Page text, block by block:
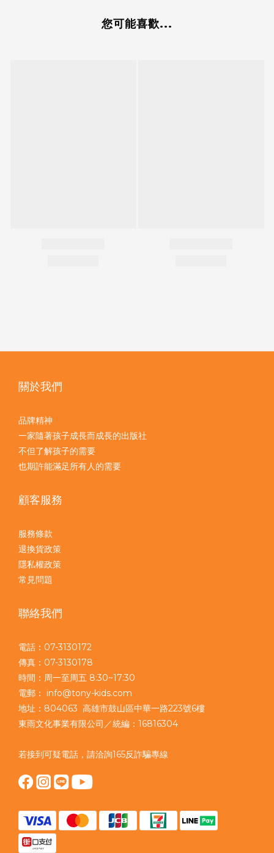
您可能喜歡...
關於我們
品牌精神
一家隨著孩子成長而成長的出版社
不但了解孩子的需要
也期許能滿足所有人的需要
顧客服務
服務條款
退換貨政策
隱私權政策
常見問題
聯絡我們
電話：07-3130172
傳真：07-3130178
時間：周一至周五 8:30~17:30
電郵： info@tony-kids.com
地址：804063 高雄市鼓山區中華一路223號6樓
東雨文化事業有限公司／統編：16816304
若接到可疑電話，請洽詢165反詐騙專線